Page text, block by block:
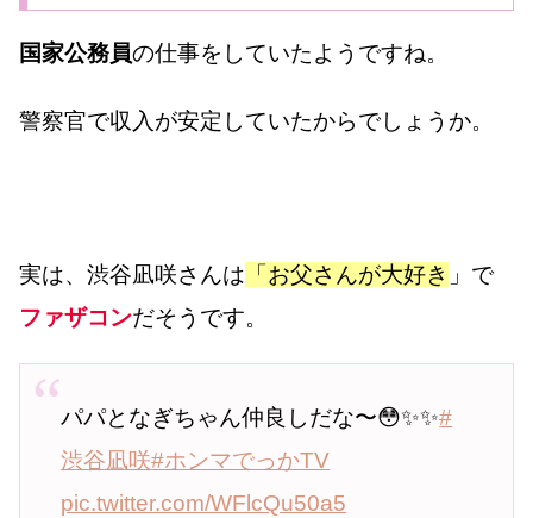
国家公務員の仕事をしていたようですね。
警察官で収入が安定していたからでしょうか。
実は、渋谷凪咲さんは 「お父さんが大好き 」で
ファザコンだそうです。
パパとなぎちゃん仲良しだな〜😳✨✨#
渋谷凪咲#ホンマでっかTV
pic.twitter.com/WFlcQu50a5